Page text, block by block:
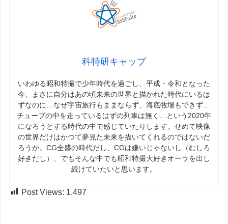
科特研キャップ
いわゆる昭和特撮で少年時代を過ごし、平成・令和となった
今、まさに自分はあの頃未来の世界と描かれた時代にいるは
ずなのに…なぜ宇宙旅行もままならず、海底牧場もできず…
チューブの中を走っているはずの列車は無く…という2020年
になろうとする時代の中で感じていたりします。せめて映像
の世界だけはかつて夢見た未来を描いてくれるのではないだ
ろうか。CG全盛の時代だし、CGは嫌いじゃないし（むしろ
好きだし）、でもそんな中でも昭和特撮大好きオーラを出し
続けていたいと思います。
Post Views: 1,497